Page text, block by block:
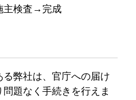
検査→完成
弊社は、官庁への届け
題なく手続きを行えま